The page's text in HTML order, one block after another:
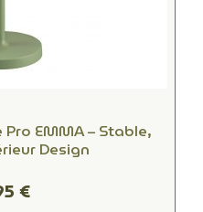
EMMA – Stable,
Design
€